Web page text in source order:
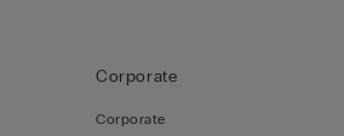
Corporate
Corporate